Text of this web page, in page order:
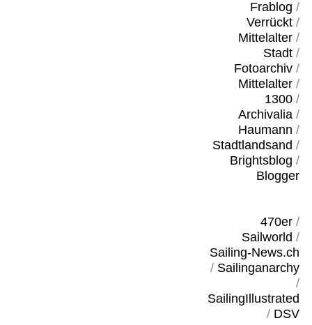
Frablog /
Verrückt/
Mittelalter/
Stadt/
Fotoarchiv/
Mittelalter/
1300/
Archivalia/
Haumann /
Stadtlandsand /
Brightsblog /
Blogger
470er/
Sailworld /
Sailing-News.ch
/ Sailinganarchy
/
SailingIllustrated
/ DSV